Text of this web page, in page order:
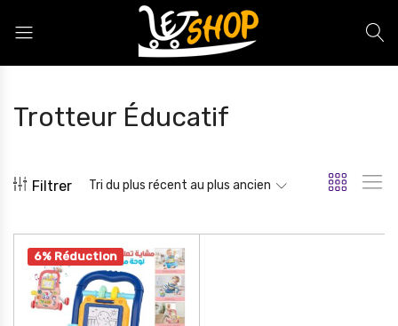
Trotteur Éducatif
Filtrer Tri du plus récent au plus ancien
6% Réduction